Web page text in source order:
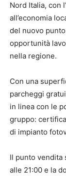
Nord Italia, con
all’economia
del nuovo
opportunità
nella regione.
Con una
parcheggi
in linea con le
gruppo:
di impianto
Il punto vendita
alle 21:00 e la